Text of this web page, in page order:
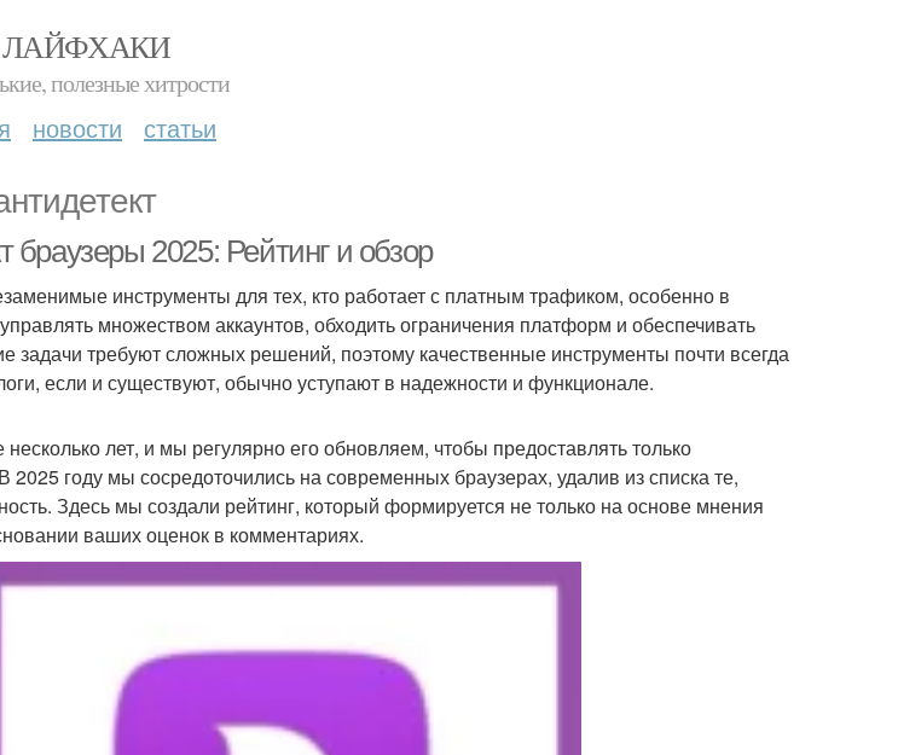
ЛАЙФХАКИ
полезные хитрости
новости статьи
браузеры 2025: Рейтинг и обзор
инструменты для тех, кто работает с платным трафиком, особенно в
множеством аккаунтов, обходить ограничения платформ и обеспечивать
задачи требуют сложных решений, поэтому качественные инструменты почти всегда
если и существуют, обычно уступают в надежности и функционале.
лет, и мы регулярно его обновляем, чтобы предоставлять только
году мы сосредоточились на современных браузерах, удалив из списка те,
Здесь мы создали рейтинг, который формируется не только на основе мнения
ваших оценок в комментариях.